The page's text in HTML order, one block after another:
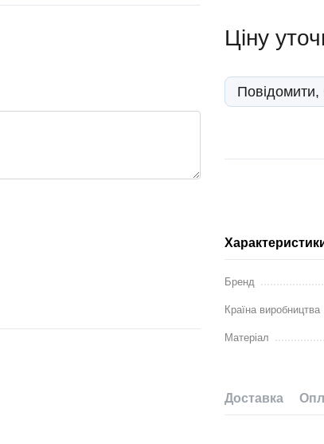
Ціну
Повідомити,
Бренд
Країна виробництва
Матеріал
Доставка